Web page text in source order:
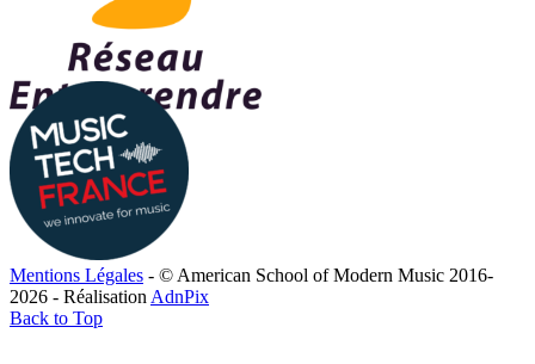
Mentions Légales - © American School of Modern Music 2016-
2026 - Réalisation AdnPix
Back to Top